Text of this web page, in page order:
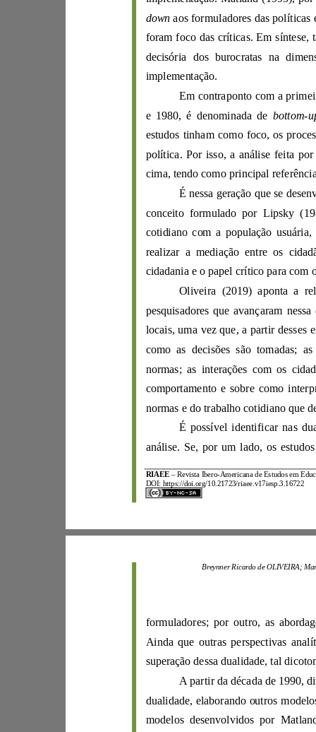
RIAEE – Revista Ibero-A mericana de Estudos emE
DOI: https://d oi.org/10.21723/riaee.v17iesp.3.16722
down
foram foco d as
decisória dos buroc
implementação.
Em cont
raponto com a pri
e 1980, é denominada de
bottom-
estudo s tinham como foco,
polít ica. Por isso, a análise feita por
conceito f ormulado por Lipsky (
cida dania e o papel crí tico pa ra
com
Oliveira (
2019
pesquisadores que avançar
locais, uma vez
que, a partir dess
normas; as in
comp
ortamento e sobre
anális e. Se, por um lado, os estudos
B reynner Ricardo de OLIVEIRA;
formuladores; p or
superação dessa dualidade, t
A
partir da déca da d
modelos desenvolvidos por Matl